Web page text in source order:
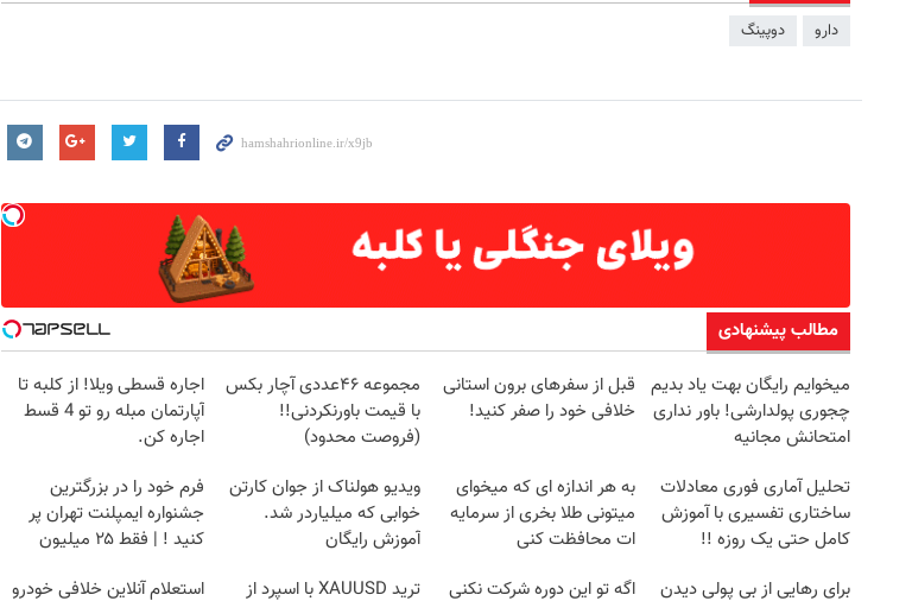
دارو دوپینگ
مطالب پیشنهادی
میخوایم رایگان بهت یاد بدیم
چجوری پولدارشی! باور نداری
امتحانش مجانیه
قبل از سفرهای برون استانی
خلافی خود را صفر کنید!
مجموعه ۴۶عددی آچار بکس
با قیمت باورنکردنی!!
(فروصت محدود)
اجاره‌ قسطی ویلا! از کلبه تا
آپارتمان مبله رو تو 4 قسط
اجاره کن.
تحلیل آماری فوری معادلات
ساختاری تفسیری با آموزش
کامل حتی یک روزه !!
به هر اندازه ای که میخوای
میتونی طلا بخری از سرمایه
ات محافظت کنی
ویدیو هولناک از جوان کارتن
خوابی که میلیاردر شد.
آموزش رایگان
فرم خود را در بزرگترین
جشنواره ایمپلنت تهران پر
کنید ! | فقط ۲۵ میلیون
برای رهایی از بی پولی دیدن
اگه تو این دوره شرکت نکنی
ترید XAUUSD با اسپرد از
استعلام آنلاین خلافی خودرو